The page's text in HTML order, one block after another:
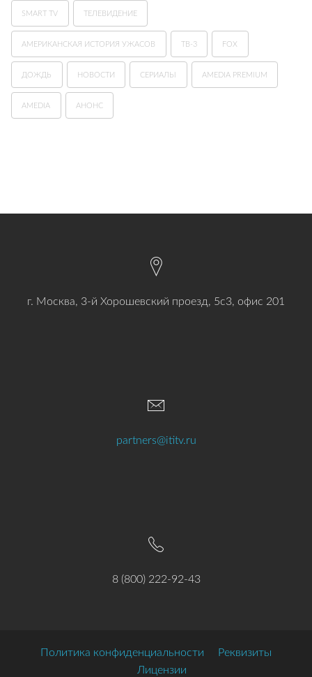
SMART TV ТЕЛЕВИДЕНИЕ
АМЕРИКАНСКАЯ ИСТОРИЯ УЖАСОВ ТВ-3 FOX
ДОЖДЬ НОВОСТИ СЕРИАЛЫ AMEDIA PREMIUM
AMEDIA АНОНС
г. Москва, 3-й Хорошевский проезд, 5с3, офис 201
partners@ititv.ru
8 (800) 222-92-43
Политика конфиденциальности
Реквизиты
Лицензии